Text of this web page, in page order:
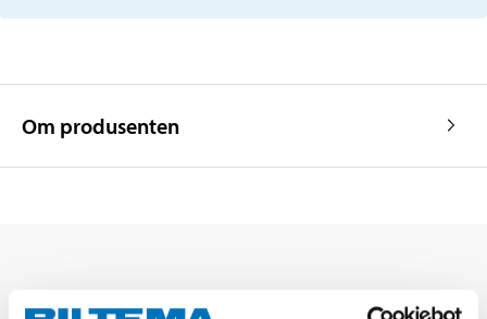
Om produsenten